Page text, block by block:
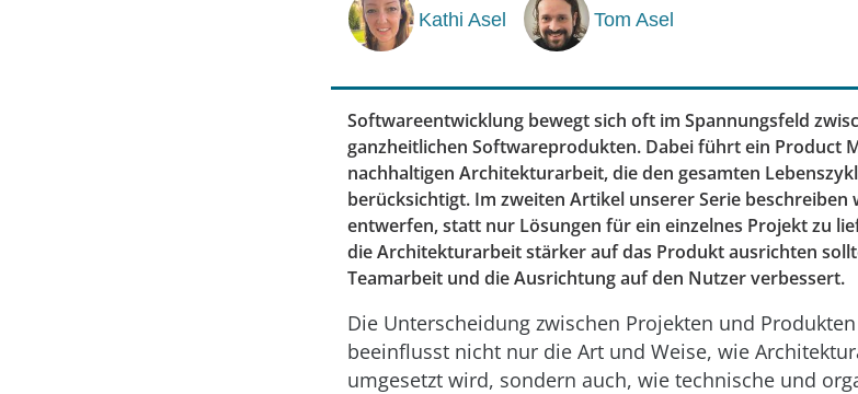
Kathi Asel Tom Asel
Softwareentwicklung bewegt sich oft im Spannungsfeld
ganzheitlichen Softwareprodukten. Dabei führt ein Product
nachhaltigen Architekturarbeit, die den gesamten
berücksichtigt. Im zweiten Artikel unserer Serie beschreiben
entwerfen, statt nur Lösungen für ein einzelnes Projekt zu
die Architekturarbeit stärker auf das Produkt ausrichten
Teamarbeit und die Ausrichtung auf den Nutzer verbessert.
Die Unterscheidung zwischen Projekten und
beeinflusst nicht nur die Art und Weise, wie
umgesetzt wird, sondern auch, wie technische und